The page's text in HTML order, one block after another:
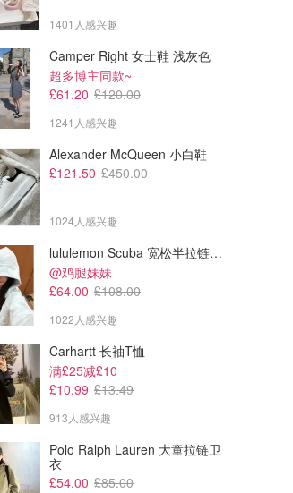
1401人感兴趣
Camper Right 女士鞋 浅灰色
超多博主同款~
£61.20 £120.00
1241人感兴趣
Alexander McQueen 小白鞋
£121.50 £450.00
1024人感兴趣
lululemon Scuba 宽松半拉链卫衣
@鸡腿妹妹
£64.00 £108.00
1022人感兴趣
Carhartt 长袖T恤
满£25减£10
£10.99 £13.49
913人感兴趣
Polo Ralph Lauren 大童拉链卫
衣
£54.00 £85.00